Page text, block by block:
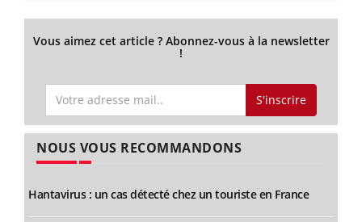
Vous aimez cet article ? Abonnez-vous à la newsletter
!
S'inscrire
NOUS VOUS RECOMMANDONS
Hantavirus : un cas détecté chez un touriste en France